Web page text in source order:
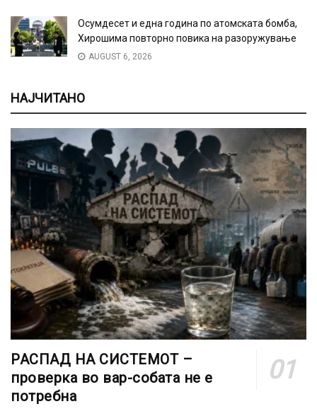
Осумдесет и една година по атомската бомба,
Хирошима повторно повика на разоружување
AUGUST 6, 2026
НАЈЧИТАНО
РАСПАД НА СИСТЕМОТ –
проверка во вар-собата не е
потребна